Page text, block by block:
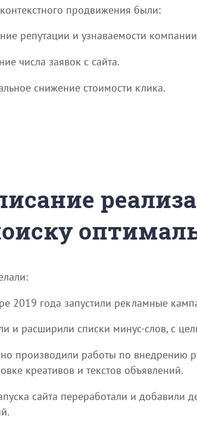
продвижения были:
репутации и узнаваемости компании
числа заявок с сайта.
снижение стоимости клика.
2019 года запустили рекламные
и расширили списки минус-слов, с
производили работы по внедрению
креативов и текстов объявлений.
сайта переработали и добавили